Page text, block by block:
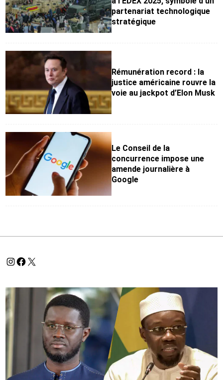
partenariat technologique
stratégique
Rémunération record : la
justice américaine rouvre la
voie au jackpot d’Elon Musk
Le Conseil de la
concurrence impose une
amende journalière à
Google